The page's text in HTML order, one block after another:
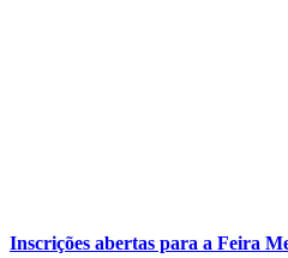
Inscrições abertas para a Feira